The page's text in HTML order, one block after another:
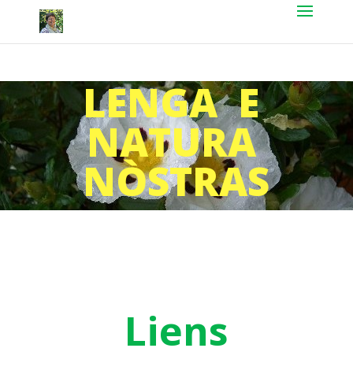
LENGA E
NATURA
NÒSTRAS
Liens